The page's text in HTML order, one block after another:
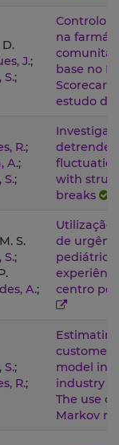
J.;
S.;
Controlo
na
base no
estudo de
R.;
A.;
S.;
detrended
with
breaks
S.
S.;
A.;
Utilização
de
centro
S.;
R.;
customer
model in
industry
The use
Markov